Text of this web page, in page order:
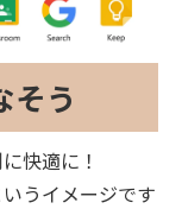
そう
快適に！
うイメージです